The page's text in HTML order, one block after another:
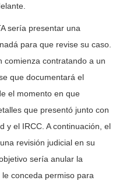
sería presentar una
para que revise su caso.
comienza contratando a un
que documentará el
el momento en que
que presentó junto con
y el IRCC. A continuación, el
revisión judicial en su
sería anular la
conceda permiso para